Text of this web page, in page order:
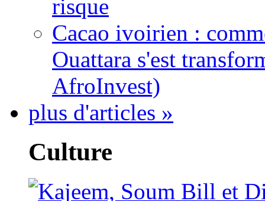
risque
Cacao ivoirien :
Ouattara s'est
AfroInvest)
plus d'articles »
Culture